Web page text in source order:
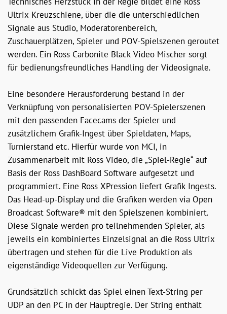
Ultrix Kreuzschiene, über die die unterschiedlichen
Signale aus Studio, Moderatorenbereich,
Zuschauerplätzen, Spieler und POV-Spielszenen geroutet
werden. Ein Ross Carbonite Black Video Mischer sorgt
für bedienungsfreundliches Handling der Videosignale.
Eine besondere Herausforderung bestand in der
Verknüpfung von personalisierten POV-Spielerszenen
mit den passenden Facecams der Spieler und
zusätzlichem Grafik-Ingest über Spieldaten, Maps,
Turnierstand etc. Hierfür wurde von MCI, in
Zusammenarbeit mit Ross Video, die „Spiel-Regie“ auf
Basis der Ross DashBoard Software aufgesetzt und
programmiert. Eine Ross XPression liefert Grafik Ingests.
Das Head-up-Display und die Grafiken werden via Open
Broadcast Software® mit den Spielszenen kombiniert.
Diese Signale werden pro teilnehmenden Spieler, als
jeweils ein kombiniertes Einzelsignal an die Ross Ultrix
übertragen und stehen für die Live Produktion als
eigenständige Videoquellen zur Verfügung.
Grundsätzlich schickt das Spiel einen Text-String per
UDP an den PC in der Hauptregie. Der String enthält